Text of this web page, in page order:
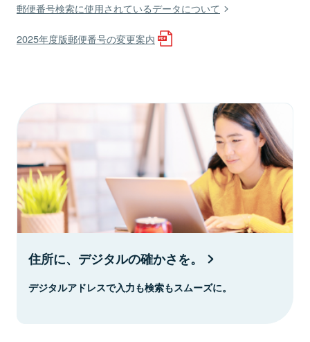
郵便番号検索に使用されているデータについて
2025年度版郵便番号の変更案内
住所に、デジタルの確かさを。
デジタルアドレスで入力も検索もスムーズに。